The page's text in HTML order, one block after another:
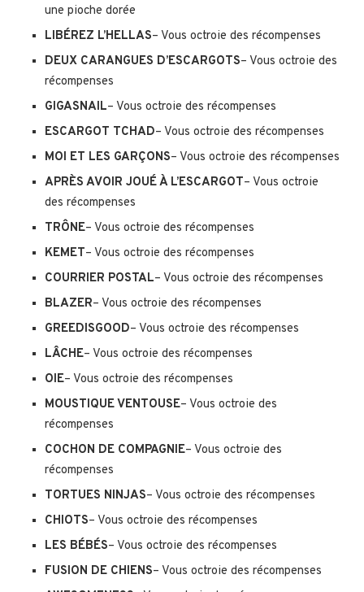
une pioche dorée
LIBÉREZ L’HELLAS– Vous octroie des récompenses
DEUX CARANGUES D’ESCARGOTS– Vous octroie des
récompenses
GIGASNAIL– Vous octroie des récompenses
ESCARGOT TCHAD– Vous octroie des récompenses
MOI ET LES GARÇONS– Vous octroie des récompenses
APRÈS AVOIR JOUÉ À L’ESCARGOT– Vous octroie
des récompenses
TRÔNE– Vous octroie des récompenses
KEMET– Vous octroie des récompenses
COURRIER POSTAL– Vous octroie des récompenses
BLAZER– Vous octroie des récompenses
GREEDISGOOD– Vous octroie des récompenses
LÂCHE– Vous octroie des récompenses
OIE– Vous octroie des récompenses
MOUSTIQUE VENTOUSE– Vous octroie des
récompenses
COCHON DE COMPAGNIE– Vous octroie des
récompenses
TORTUES NINJAS– Vous octroie des récompenses
CHIOTS– Vous octroie des récompenses
LES BÉBÉS– Vous octroie des récompenses
FUSION DE CHIENS– Vous octroie des récompenses